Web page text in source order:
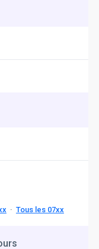
· Tous les 07xx